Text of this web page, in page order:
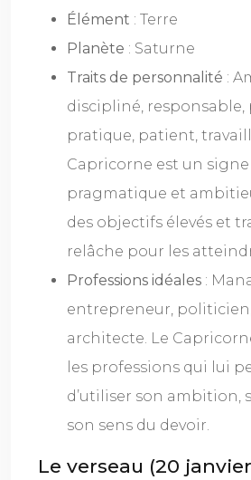
Élément : Terre
Planète : Saturne
Traits de personnalité :
discipliné, responsable,
pratique, patient,
Capricorne est un
pragmatique et
des objectifs élevés et
relâche pour les
Professions idéales :
entrepreneur,
architecte. Le
les professions qui lui
d’utiliser son ambition,
son sens du devoir.
Le verseau (20 janvier